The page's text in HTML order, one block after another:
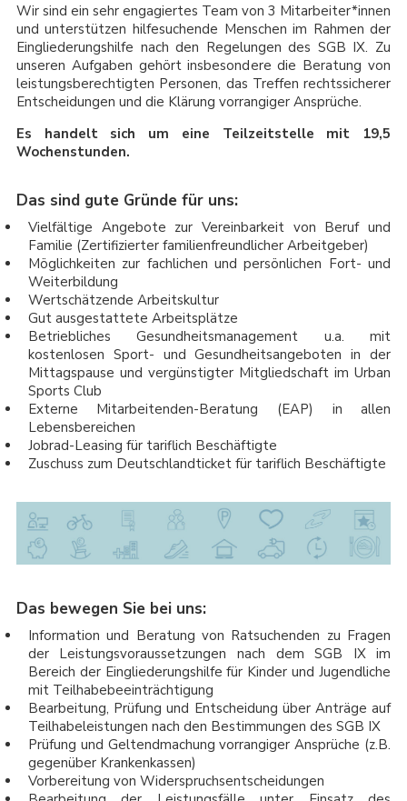
Wir sind ein sehr engagiertes Team von 3 Mitarbeiter*innen
und unterstützen hilfesuchende Menschen im Rahmen der
Eingliederungshilfe nach den Regelungen des SGB IX. Zu
unseren Aufgaben gehört insbesondere die Beratung von
leistungsberechtigten Personen, das Treffen rechtssicherer
Entscheidungen und die Klärung vorrangiger Ansprüche.
Es handelt sich um eine Teilzeitstelle mit 19,5
Wochenstunden.
Das sind gute Gründe für uns:
Vielfältige Angebote zur Vereinbarkeit von Beruf und
Familie (Zertifizierter familienfreundlicher Arbeitgeber)
Möglichkeiten zur fachlichen und persönlichen Fort- und
Weiterbildung
Wertschätzende Arbeitskultur
Gut ausgestattete Arbeitsplätze
Betriebliches Gesundheitsmanagement u.a. mit
kostenlosen Sport- und Gesundheitsangeboten in der
Mittagspause und vergünstigter Mitgliedschaft im Urban
Sports Club
Externe Mitarbeitenden-Beratung (EAP) in allen
Lebensbereichen
Jobrad-Leasing für tariflich Beschäftigte
Zuschuss zum Deutschlandticket für tariflich Beschäftigte
Das bewegen Sie bei uns:
Information und Beratung von Ratsuchenden zu Fragen
der Leistungsvoraussetzungen nach dem SGB IX im
Bereich der Eingliederungshilfe für Kinder und Jugendliche
mit Teilhabebeeinträchtigung
Bearbeitung, Prüfung und Entscheidung über Anträge auf
Teilhabeleistungen nach den Bestimmungen des SGB IX
Prüfung und Geltendmachung vorrangiger Ansprüche (z.B.
gegenüber Krankenkassen)
Vorbereitung von Widerspruchsentscheidungen